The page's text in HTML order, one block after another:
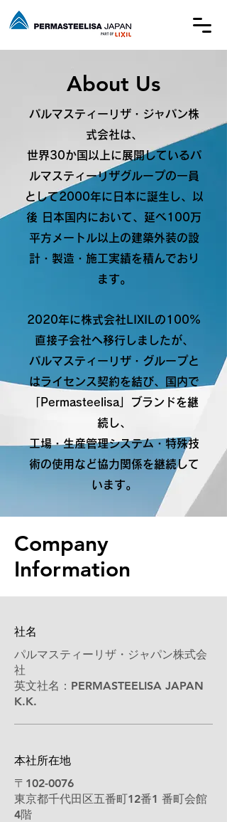
About Us
パルマスティーリザ・ジャパン株
式会社は、
世界30か国以上に展開しているパ
ルマスティーリザグループの一員
として2000年に日本に誕生し、以
後 日本国内において、延べ100万
平方メートル以上の建築外装の設
計・製造・施工実績を積んでおり
ます。
2020年に株式会社LIXILの100%
直接子会社へ移行しましたが、
パルマスティーリザ・グループと
はライセンス契約を結び、国内で
「Permasteelisa」ブランドを継
続し、
工場・生産管理システム・特殊技
術の使用など協力関係を継続して
います。
Company
Information
社名
パルマスティーリザ・ジャパン株式会
社
英文社名：PERMASTEELISA JAPAN
K.K.
本社所在地
〒102-0076
東京都千代田区五番町12番1 番町会館
4階